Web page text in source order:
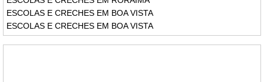
ESCOLAS E CRECHES EM BOA VISTA
ESCOLAS E CRECHES EM BOA VISTA